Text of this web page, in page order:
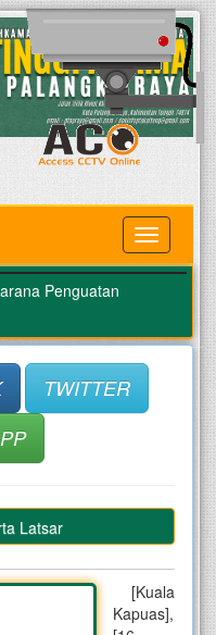
MENU
Penguatan
TWITTER
Latsar
[Kuala
Kapuas],